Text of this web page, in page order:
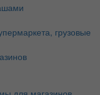
грузовые